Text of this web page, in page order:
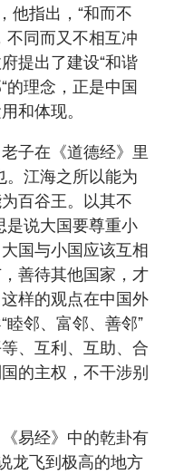
他指出，“和而不
不同而又不相互冲
提出了建设“和谐
的理念，正是中国
和体现。
子在《道德经》里
。江海之所以能为
百谷王。以其不
是说大国要尊重小
国与小国应该互相
善待其他国家，才
样的观点在中国外
邻、富邻、善邻”
、互利、互助、合
的主权，不干涉别
易经》中的乾卦有
龙飞到极高的地方